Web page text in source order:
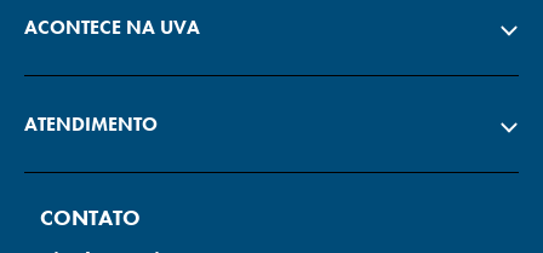
ACONTECE NA UVA
ATENDIMENTO
CONTATO